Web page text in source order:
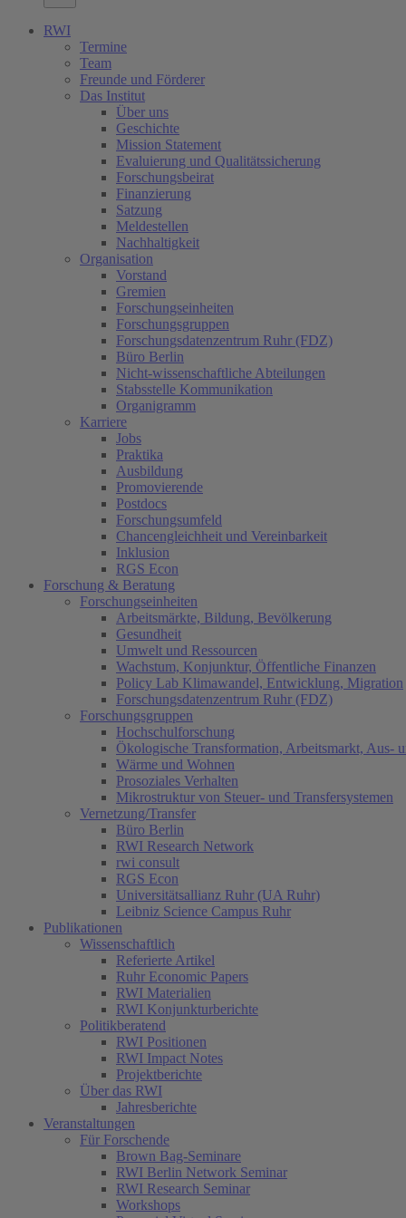
RWI
Termine
Team
Freunde und Förderer
Das Institut
Über uns
Geschichte
Mission Statement
Evaluierung und Qualitätssicherung
Forschungsbeirat
Finanzierung
Satzung
Meldestellen
Nachhaltigkeit
Organisation
Vorstand
Gremien
Forschungseinheiten
Forschungsgruppen
Forschungsdatenzentrum Ruhr (FDZ)
Büro Berlin
Nicht-wissenschaftliche Abteilungen
Stabsstelle Kommunikation
Organigramm
Karriere
Jobs
Praktika
Ausbildung
Promovierende
Postdocs
Forschungsumfeld
Chancengleichheit und Vereinbarkeit
Inklusion
RGS Econ
Forschung & Beratung
Forschungseinheiten
Arbeitsmärkte, Bildung, Bevölkerung
Gesundheit
Umwelt und Ressourcen
Wachstum, Konjunktur, Öffentliche Finanzen
Policy Lab Klimawandel, Entwicklung, Migration
Forschungsdatenzentrum Ruhr (FDZ)
Forschungsgruppen
Hochschulforschung
Ökologische Transformation, Arbeitsmarkt, Aus-
Wärme und Wohnen
Prosoziales Verhalten
Mikrostruktur von Steuer- und Transfersystemen
Vernetzung/Transfer
Büro Berlin
RWI Research Network
rwi consult
RGS Econ
Universitätsallianz Ruhr (UA Ruhr)
Leibniz Science Campus Ruhr
Publikationen
Wissenschaftlich
Referierte Artikel
Ruhr Economic Papers
RWI Materialien
RWI Konjunkturberichte
Politikberatend
RWI Positionen
RWI Impact Notes
Projektberichte
Über das RWI
Jahresberichte
Veranstaltungen
Für Forschende
Brown Bag-Seminare
RWI Berlin Network Seminar
RWI Research Seminar
Workshops